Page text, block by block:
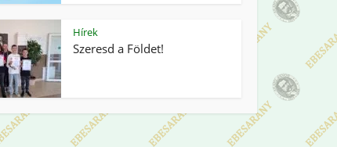
Hírek
Szeresd a Földet!